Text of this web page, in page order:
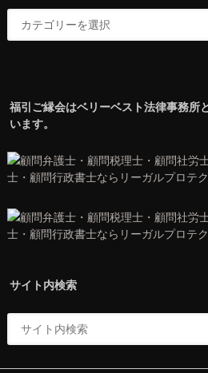
福引ご縁会はベリーベスト法律事務所
います。
サイト内検索